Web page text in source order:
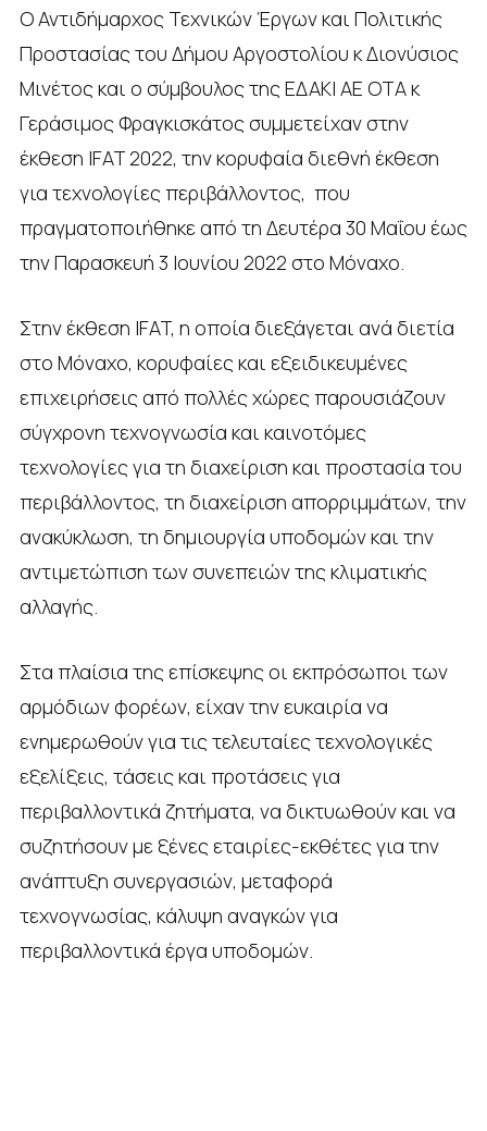
Ο Αντιδήμαρχος Τεχνικών Έργων και Πολιτικής
Προστασίας του Δήμου Αργοστολίου κ Διονύσιος
Μινέτος και ο σύμβουλος της ΕΔΑΚΙ ΑΕ ΟΤΑ κ
Γεράσιμος Φραγκισκάτος συμμετείχαν στην
έκθεση IFAT 2022, την κορυφαία διεθνή έκθεση
για τεχνολογίες περιβάλλοντος, που
πραγματοποιήθηκε από τη Δευτέρα 30 Μαΐου έως
την Παρασκευή 3 Ιουνίου 2022 στο Μόναχο.
Στην έκθεση IFAT, η οποία διεξάγεται ανά διετία
στο Μόναχο, κορυφαίες και εξειδικευμένες
επιχειρήσεις από πολλές χώρες παρουσιάζουν
σύγχρονη τεχνογνωσία και καινοτόμες
τεχνολογίες για τη διαχείριση και προστασία του
περιβάλλοντος, τη διαχείριση απορριμμάτων, την
ανακύκλωση, τη δημιουργία υποδομών και την
αντιμετώπιση των συνεπειών της κλιματικής
αλλαγής.
Στα πλαίσια της επίσκεψης οι εκπρόσωποι των
αρμόδιων φορέων, είχαν την ευκαιρία να
ενημερωθούν για τις τελευταίες τεχνολογικές
εξελίξεις, τάσεις και προτάσεις για
περιβαλλοντικά ζητήματα, να δικτυωθούν και να
συζητήσουν με ξένες εταιρίες-εκθέτες για την
ανάπτυξη συνεργασιών, μεταφορά
τεχνογνωσίας, κάλυψη αναγκών για
περιβαλλοντικά έργα υποδομών.